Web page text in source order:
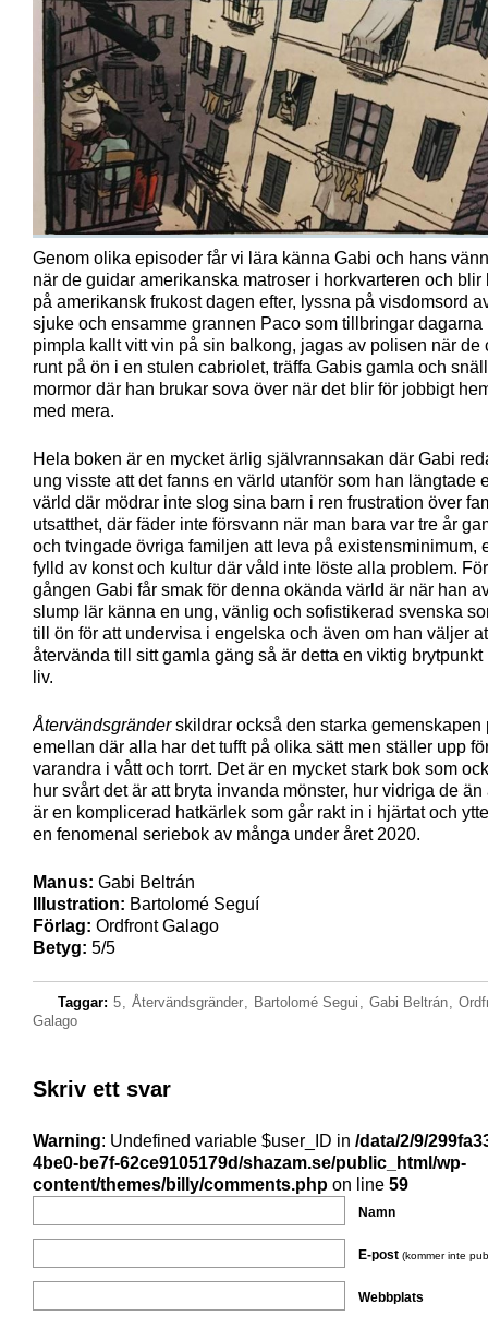
Genom olika episoder får vi lära känna Gabi och hans
när de guidar amerikanska matroser i horkvarteren och blir
på amerikansk frukost dagen efter, lyssna på visdomsord
sjuke och ensamme grannen Paco som tillbringar dagarna
pimpla kallt vitt vin på sin balkong, jagas av polisen när de
runt på ön i en stulen cabriolet, träffa Gabis gamla och
mormor där han brukar sova över när det blir för jobbigt
med mera.
Hela boken är en mycket ärlig självrannsakan där Gabi
ung visste att det fanns en värld utanför som han längtade
värld där mödrar inte slog sina barn i ren frustration över
utsatthet, där fäder inte försvann när man bara var tre år
och tvingade övriga familjen att leva på existensminimum,
fylld av konst och kultur där våld inte löste alla problem.
gången Gabi får smak för denna okända värld är när han
slump lär känna en ung, vänlig och sofistikerad svenska
till ön för att undervisa i engelska och även om han väljer
återvända till sitt gamla gäng så är detta en viktig brytpunkt
liv.
Återvändsgränderskildrar också den starka gemenskapen
emellan där alla har det tufft på olika sätt men ställer upp
varandra i vått och torrt. Det är en mycket stark bok som
hur svårt det är att bryta invanda mönster, hur vidriga de än
är en komplicerad hatkärlek som går rakt in i hjärtat och
en fenomenal seriebok av många under året 2020.
Manus: Gabi Beltrán
Illustration: Bartolomé Seguí
Förlag: Ordfront Galago
Betyg: 5/5
Taggar: 5, Återvändsgränder, Bartolomé Segui , Gabi Beltrán,
Galago
Skriv ett svar
Warning: Undefined variable $user_ID in /data/2/9/
4be0-be7f-62ce9105179d/shazam.se/public_html/wp-
content/themes/billy/comments.php on line 59
Namn
E-post (kommer inte
Webbplats